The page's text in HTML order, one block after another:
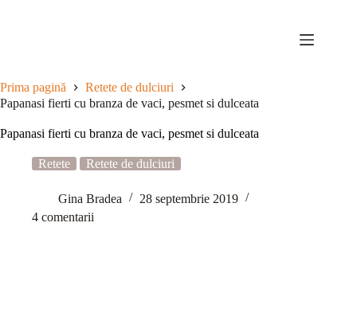
Prima pagină
Retete de dulciuri
Papanasi fierti cu branza de vaci, pesmet si dulceata
Papanasi fierti cu branza de vaci, pesmet si dulceata
Retete Retete de dulciuri
Gina Bradea
28 septembrie 2019
4 comentarii